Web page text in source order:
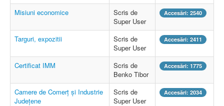
Misiuni economice
Scris de
Super User
Accesări: 2540
Targuri, expozitii
Scris de
Super User
Accesări: 2411
Certificat IMM
Scris de
Benko Tibor
Accesări: 1775
Camere de Comerţ şi Industrie
Judeţene
Scris de
Super User
Accesări: 2034